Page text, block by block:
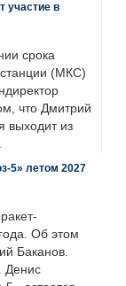
участие в
срока
(МКС)
что Дмитрий
выходит из
5» летом 2027
Об этом
Баканов.
Денис